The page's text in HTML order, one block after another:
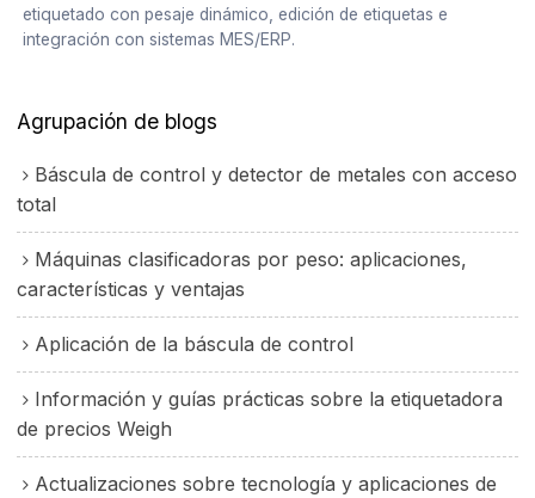
etiquetado con pesaje dinámico, edición de etiquetas e
integración con sistemas MES/ERP.
Agrupación de blogs
Báscula de control y detector de metales con acceso
total
Máquinas clasificadoras por peso: aplicaciones,
características y ventajas
Aplicación de la báscula de control
Información y guías prácticas sobre la etiquetadora
de precios Weigh
Actualizaciones sobre tecnología y aplicaciones de